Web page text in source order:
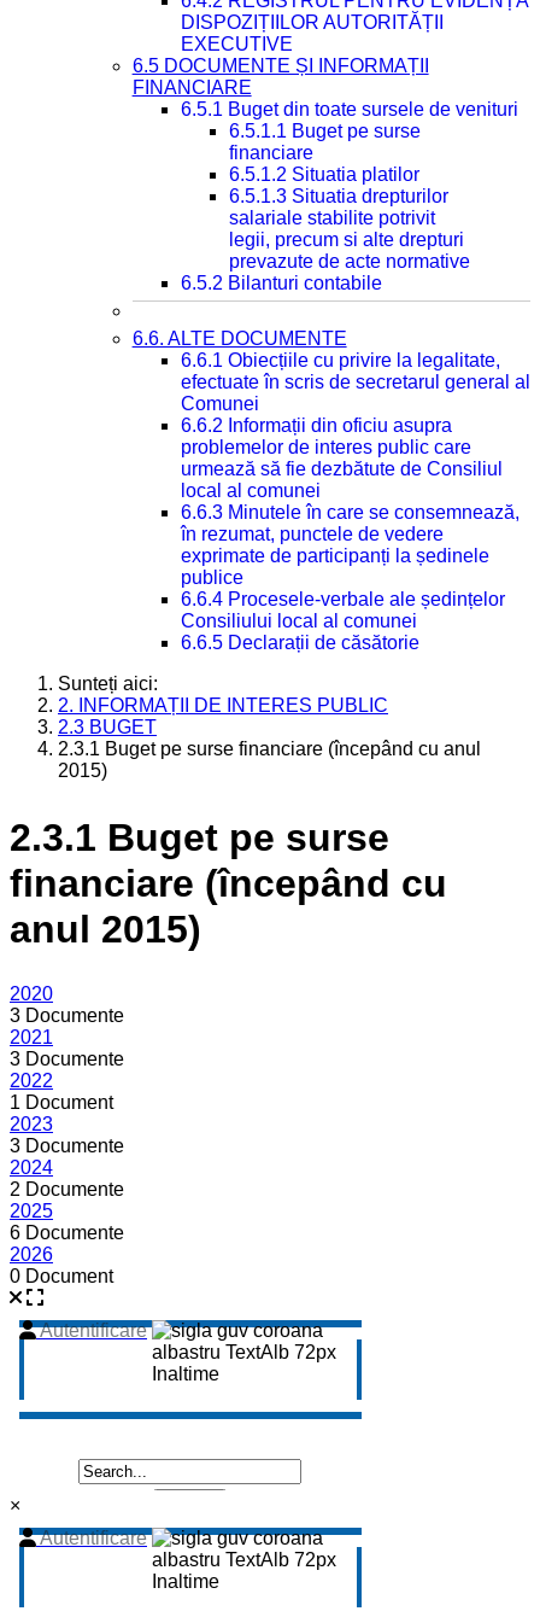
DISPOZIȚIILOR AUTORITĂȚII
EXECUTIVE
6.5 DOCUMENTE ȘI INFORMAȚII
FINANCIARE
6.5.1 Buget din toate sursele de venituri
6.5.1.1 Buget pe surse
financiare
6.5.1.2 Situatia platilor
6.5.1.3 Situatia drepturilor
salariale stabilite potrivit
legii, precum si alte drepturi
prevazute de acte normative
6.5.2 Bilanturi contabile
6.6. ALTE DOCUMENTE
6.6.1 Obiecțiile cu privire la legalitate,
efectuate în scris de secretarul general al
Comunei
6.6.2 Informații din oficiu asupra
problemelor de interes public care
urmează să fie dezbătute de Consiliul
local al comunei
6.6.3 Minutele în care se consemnează,
în rezumat, punctele de vedere
exprimate de participanți la ședinele
publice
6.6.4 Procesele-verbale ale ședințelor
Consiliului local al comunei
6.6.5 Declarații de căsătorie
Sunteți aici:
2. INFORMAȚII DE INTERES PUBLIC
2.3 BUGET
2.3.1 Buget pe surse financiare (începând cu anul
2015)
2.3.1 Buget pe surse
financiare (începând cu
anul 2015)
2020
3 Documente
2021
3 Documente
2022
1 Document
2023
3 Documente
2024
2 Documente
2025
6 Documente
2026
0 Document
×